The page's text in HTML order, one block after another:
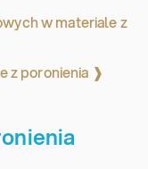
w materiale z
z poronienia ❱